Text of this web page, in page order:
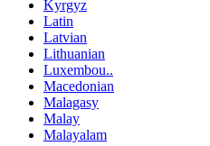
Kyrgyz
Latin
Latvian
Lithuanian
Luxembou..
Macedonian
Malagasy
Malay
Malayalam